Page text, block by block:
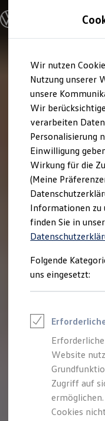
Hauptinhalt
springen
Footer
springen
Modelle &
Modelle
Bulli
Auf- und
Groß- und
Bau &
Kurier,
ONE
Fahrzeugsuche &
Digitaler
Kauf & Finanzierung
Online-
Aktionen &
E-Auto-
Für
Für
Profi
TopDeal
Wir nutzen
Nutzung unserer
unsere
Wir
verarbeiten
Personalisierung
Einwilligung
Wirkung für die
(Meine
Informationen zu
finden Sie in
Folgende
uns eingesetzt:
Website
Zugriff auf
Cookies